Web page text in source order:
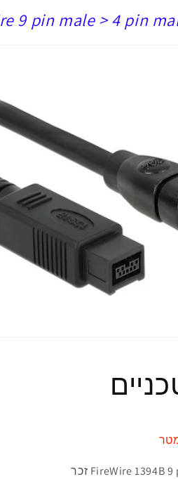
9 pin male > 4 pin
FireWire 1394B 9 זכר